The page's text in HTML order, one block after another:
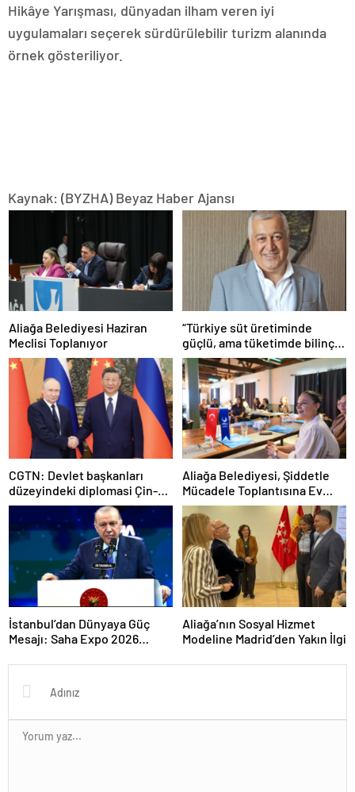
Hikâye Yarışması, dünyadan ilham veren iyi
uygulamaları seçerek sürdürülebilir turizm alanında
örnek gösteriliyor.
Kaynak: (BYZHA) Beyaz Haber Ajansı
Aliağa Belediyesi Haziran
Meclisi Toplanıyor
“Türkiye süt üretiminde
güçlü, ama tüketimde bilinç
şart”
CGTN: Devlet başkanları
düzeyindeki diplomasi Çin-
Rusya arasındaki büyüyen
ortaklığı güçlendiriyor
Aliağa Belediyesi, Şiddetle
Mücadele Toplantısına Ev
Sahipliği Yaptı
İstanbul’dan Dünyaya Güç
Mesajı: Saha Expo 2026
Aliağa’nın Sosyal Hizmet
Modeline Madrid’den Yakın İlgi